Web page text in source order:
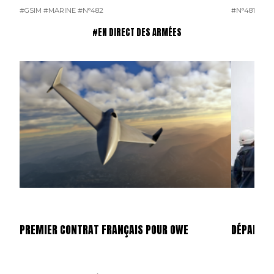
#GSIM #MARINE #N°482 #N°481
#EN DIRECT DES ARMÉES
PREMIER CONTRAT FRANÇAIS POUR OWE DÉPART